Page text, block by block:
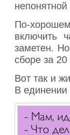
непонятной
По-
включить
заметен.
сборе за
Вот так и
В единении